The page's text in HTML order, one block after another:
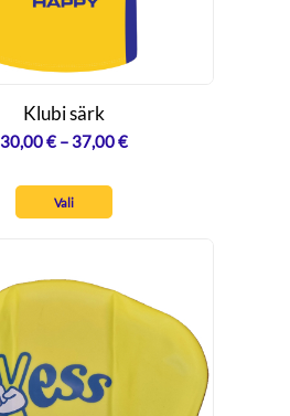
Klubi särk
30,00€ – 37,00€Hinnavahemik:
Vali